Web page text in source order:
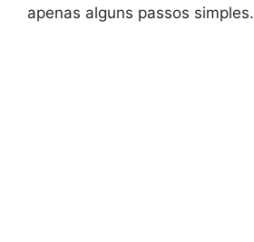
apenas alguns passos simples.